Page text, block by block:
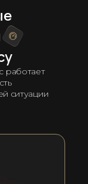
работает
ситуации